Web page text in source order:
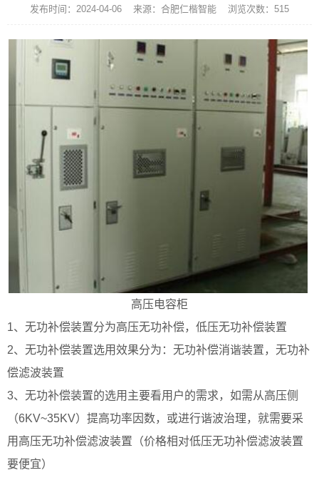
发布时间：2024-04-06 来源：合肥仁楷智能 浏览次数：515
高压电容柜
1、无功补偿装置分为高压无功补偿，低压无功补偿装置
2、无功补偿装置选用效果分为：无功补偿消谐装置，无功补
偿滤波装置
3、无功补偿装置的选用主要看用户的需求，如需从高压侧
（6KV~35KV）提高功率因数，或进行谐波治理，就需要采
用高压无功补偿滤波装置（价格相对低压无功补偿滤波装置
要便宜）